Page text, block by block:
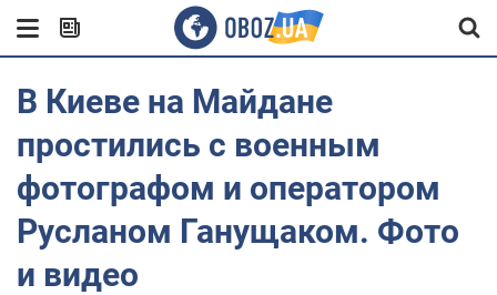
В Киеве на Майдане
простились с военным
фотографом и оператором
Русланом Ганущаком. Фото
и видео